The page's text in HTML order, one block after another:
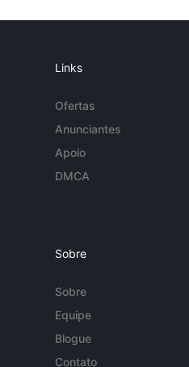
Links
Ofertas
Anunciantes
Apoio
DMCA
Sobre
Sobre
Equipe
Blogue
Contato